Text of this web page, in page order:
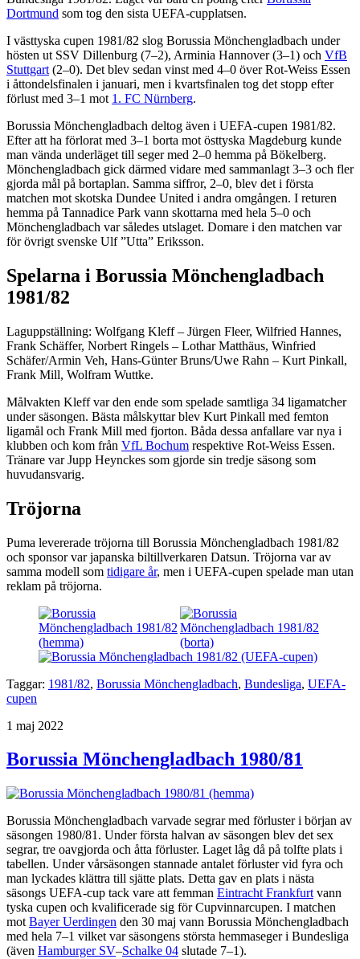
Dortmund som tog den sista UEFA-cupplatsen.
I västtyska cupen 1981/82 slog Borussia Mönchengladbach under
hösten ut SSV Dillenburg (7–2), Arminia Hannover (3–1) och VfB
Stuttgart (2–0). Det blev sedan vinst med 4–0 över Rot-Weiss Essen
i åttondelsfinalen i januari, men i kvartsfinalen tog det stopp efter
förlust med 3–1 mot 1. FC Nürnberg.
Borussia Mönchengladbach deltog även i UEFA-cupen 1981/82.
Efter att ha förlorat med 3–1 borta mot östtyska Magdeburg kunde
man vända underläget till seger med 2–0 hemma på Bökelberg.
Mönchengladbach gick därmed vidare med sammanlagt 3–3 och fler
gjorda mål på bortaplan. Samma siffror, 2–0, blev det i första
matchen mot skotska Dundee United i andra omgången. I returen
hemma på Tannadice Park vann skottarna med hela 5–0 och
Mönchengladbach var således utslaget. Domare i den matchen var
för övrigt svenske Ulf ”Utta” Eriksson.
Spelarna i Borussia Mönchengladbach
1981/82
Laguppställning: Wolfgang Kleff – Jürgen Fleer, Wilfried Hannes,
Frank Schäffer, Norbert Ringels – Lothar Matthäus, Winfried
Schäfer/Armin Veh, Hans-Günter Bruns/Uwe Rahn – Kurt Pinkall,
Frank Mill, Wolfram Wuttke.
Målvakten Kleff var den ende som spelade samtliga 34 ligamatcher
under säsongen. Bästa målskyttar blev Kurt Pinkall med femton
ligamål och Frank Mill med fjorton. Båda dessa anfallare var nya i
klubben och kom från VfL Bochum respektive Rot-Weiss Essen.
Tränare var Jupp Heynckes som gjorde sin tredje säsong som
huvudansvarig.
Tröjorna
Puma levererade tröjorna till Borussia Mönchengladbach 1981/82
och sponsor var japanska biltillverkaren Datsun. Tröjorna var av
samma modell som tidigare år, men i UEFA-cupen spelade man utan
reklam på tröjorna.
Taggar: 1981/82, Borussia Mönchengladbach, Bundesliga, UEFA-
cupen
Publicerat
1 maj 2022
Borussia Mönchengladbach 1980/81
Borussia Mönchengladbach varvade segrar med förluster i början av
säsongen 1980/81. Under första halvan av säsongen blev det sex
segrar, tre oavgjorda och åtta förluster. Laget låg då på tolfte plats i
tabellen. Under vårsäsongen stannade antalet förluster vid fyra och
man lyckades klättra till sjätte plats. Detta gav en plats i nästa
säsongs UEFA-cup tack vare att femman Eintracht Frankfurt vann
tyska cupen och kvalificerade sig för Cupvinnarcupen. I matchen
mot Bayer Uerdingen den 30 maj vann Borussia Mönchengladbach
med hela 7–1 vilket var säsongens största hemmaseger i Bundesliga
(även Hamburger SV–Schalke 04 slutade 7–1).